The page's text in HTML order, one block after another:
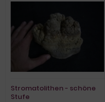
Stromatolithen - schöne
Stufe